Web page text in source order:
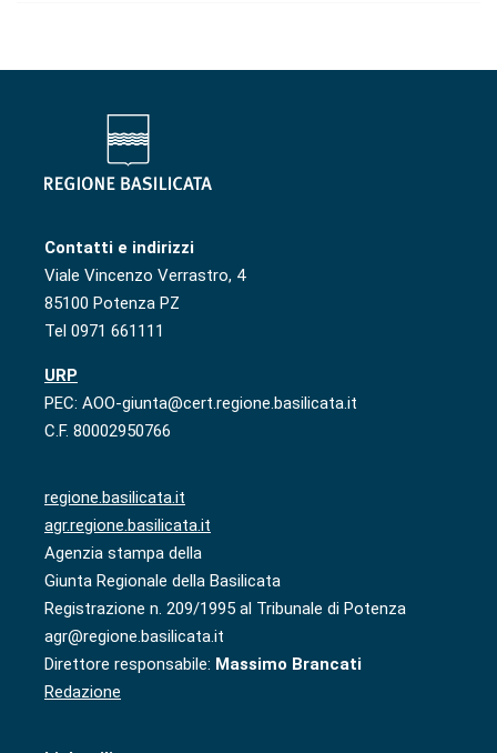
Contatti e indirizzi
Viale Vincenzo Verrastro, 4
85100 Potenza PZ
Tel 0971 661111
URP
PEC: AOO-giunta@cert.regione.basilicata.it
C.F. 80002950766
regione.basilicata.it
agr.regione.basilicata.it
Agenzia stampa della
Giunta Regionale della Basilicata
Registrazione n. 209/1995 al Tribunale di Potenza
agr@regione.basilicata.it
Direttore responsabile: Massimo Brancati
Redazione